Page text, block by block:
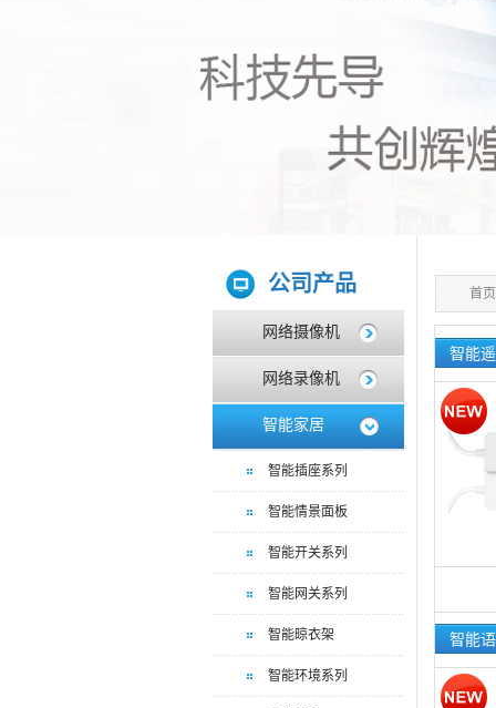
公司产品
网络摄像机
网络录像机
智能家居
智能插座系列
智能情景面板
智能开关系列
智能网关系列
智能晾衣架
智能环境系列
首页
智能
智能